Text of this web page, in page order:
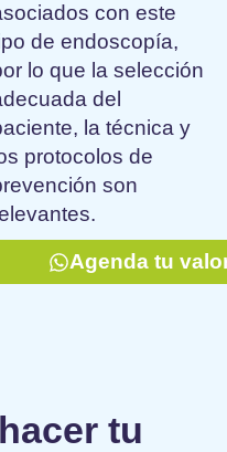
con este
de endoscopía,
lo que la selección
del
la técnica y
protocolos de
son
Agenda tu
tu